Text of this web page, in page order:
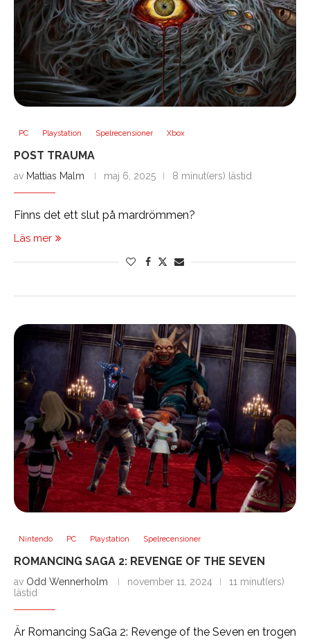
PC Playstation Spelrecensioner Xbox
POST TRAUMA
av Mattias Malm maj 6, 2025 8 minut(ers) lästid
Finns det ett slut på mardrömmen?
Läs mer
Nintendo PC Playstation Spelrecensioner
ROMANCING SAGA 2: REVENGE OF THE SEVEN
av Odd Wennerholm november 11, 2024
11 minut(ers)
lästid
Är Romancing SaGa 2: Revenge of the Seven en trogen